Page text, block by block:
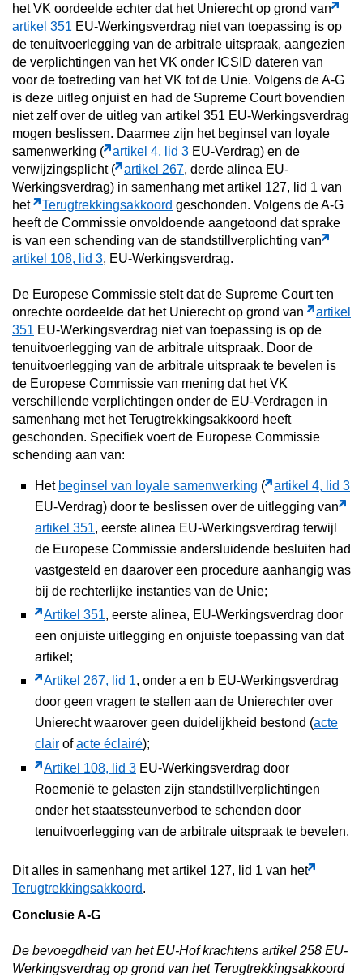
het VK oordeelde echter dat het Unierecht op grond van
artikel 351 EU-Werkingsverdrag niet van toepassing is op
de tenuitvoerlegging van de arbitrale uitspraak, aangezien
de verplichtingen van het VK onder ICSID dateren van
voor de toetreding van het VK tot de Unie. Volgens de A-G
is deze uitleg onjuist en had de Supreme Court bovendien
niet zelf over de uitleg van artikel 351 EU-Werkingsverdrag
mogen beslissen. Daarmee zijn het beginsel van loyale
samenwerking (
artikel 4, lid 3 EU-Verdrag) en de
verwijzingsplicht (
artikel 267, derde alinea EU-
Werkingsverdrag) in samenhang met artikel 127, lid 1 van
het
Terugtrekkingsakkoord geschonden. Volgens de A-G
heeft de Commissie onvoldoende aangetoond dat sprake
is van een schending van de standstillverplichting van
artikel 108, lid 3, EU-Werkingsverdrag.
De Europese Commissie stelt dat de Supreme Court ten
onrechte oordeelde dat het Unierecht op grond van
artikel
351 EU-Werkingsverdrag niet van toepassing is op de
tenuitvoerlegging van de arbitrale uitspraak. Door de
tenuitvoerlegging van de arbitrale uitspraak te bevelen is
de Europese Commissie van mening dat het VK
verschillende verplichtingen onder de EU-Verdragen in
samenhang met het Terugtrekkingsakkoord heeft
geschonden. Specifiek voert de Europese Commissie
schending aan van:
Het beginsel van loyale samenwerking (
artikel 4, lid 3
EU-Verdrag) door te beslissen over de uitlegging van
artikel 351, eerste alinea EU-Werkingsverdrag terwijl
de Europese Commissie andersluidende besluiten had
vastgesteld en daarover een procedure aanhangig was
bij de rechterlijke instanties van de Unie;
Artikel 351, eerste alinea, EU-Werkingsverdrag door
een onjuiste uitlegging en onjuiste toepassing van dat
artikel;
Artikel 267, lid 1, onder a en b EU-Werkingsverdrag
door geen vragen te stellen aan de Unierechter over
Unierecht waarover geen duidelijkheid bestond (acte
clair ofacte éclairé);
Artikel 108, lid 3 EU-Werkingsverdrag door
Roemenië te gelasten zijn standstillverplichtingen
onder het staatssteunverbod te schenden door
tenuitvoerlegging van de arbitrale uitspraak te bevelen.
Dit alles in samenhang met artikel 127, lid 1 van het
Terugtrekkingsakkoord.
Conclusie A-G
De bevoegdheid van het EU-Hof krachtens artikel 258 EU-
Werkingsverdrag op grond van het Terugtrekkingsakkoord